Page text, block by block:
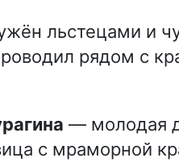
льстецами и
рядом с
— молодая
с мраморной